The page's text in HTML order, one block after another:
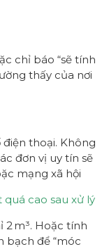
chỉ báo “sẽ tính
thấy của nơi
thoại. Không
đơn vị uy tín sẽ
mạng xã hội
quá cao sau xử lý
2 m³. Hoặc tính
bạch để “móc